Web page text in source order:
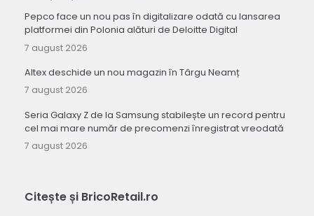
Pepco face un nou pas în digitalizare odată cu lansarea
platformei din Polonia alături de Deloitte Digital
7 august 2026
Altex deschide un nou magazin în Târgu Neamț
7 august 2026
Seria Galaxy Z de la Samsung stabilește un record pentru
cel mai mare număr de precomenzi înregistrat vreodată
7 august 2026
Citește și BricoRetail.ro